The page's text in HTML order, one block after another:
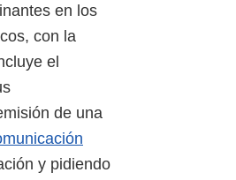
en los
con la
el
de una
y pidiendo